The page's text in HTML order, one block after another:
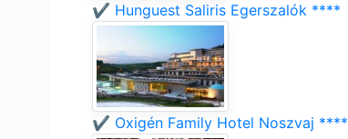
✔️ Hunguest Saliris Egerszalók ****
✔️ Oxigén Family Hotel Noszvaj ****